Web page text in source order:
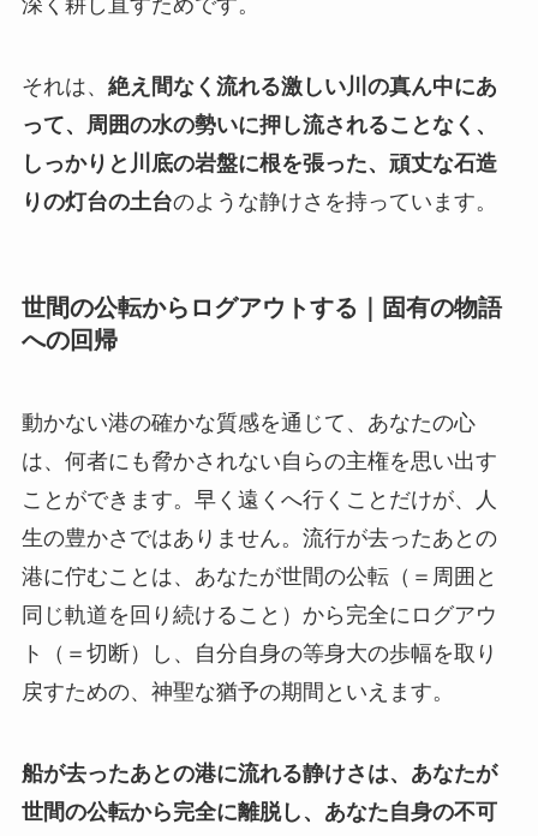
それは、 絶え間なく流れる激しい川の真ん中にあ
って、周囲の水の勢いに押し流されることなく、
しっかりと川底の岩盤に根を張った、頑丈な石造
りの灯台の土台のような静けさを持っています。
世間の公転からログアウトする｜固有の物語
への回帰
動かない港の確かな質感を通じて、あなたの心
は、何者にも脅かされない自らの主権を思い出す
ことができます。早く遠くへ行くことだけが、人
生の豊かさではありません。流行が去ったあとの
港に佇むことは、あなたが世間の公転（＝周囲と
同じ軌道を回り続けること）から完全にログアウ
ト（＝切断）し、自分自身の等身大の歩幅を取り
戻すための、神聖な猶予の期間といえます。
船が去ったあとの港に流れる静けさは、あなたが
世間の公転から完全に離脱し、あなた自身の不可